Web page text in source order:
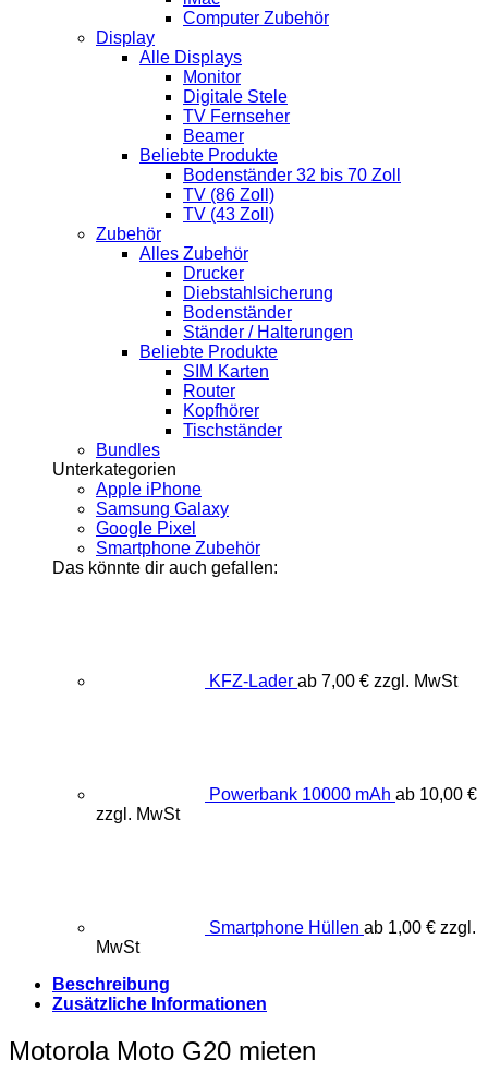
Computer Zubehör
Display
Alle Displays
Monitor
Digitale Stele
TV Fernseher
Beamer
Beliebte Produkte
Bodenständer 32 bis 70 Zoll
TV (86 Zoll)
TV (43 Zoll)
Zubehör
Alles Zubehör
Drucker
Diebstahlsicherung
Bodenständer
Ständer / Halterungen
Beliebte Produkte
SIM Karten
Router
Kopfhörer
Tischständer
Bundles
Unterkategorien
Apple iPhone
Samsung Galaxy
Google Pixel
Smartphone Zubehör
Das könnte dir auch gefallen:
KFZ-Lader ab 7,00 € zzgl. MwSt
Powerbank 10000 mAh ab 10,00 €
zzgl. MwSt
Smartphone Hüllen ab 1,00 € zzgl.
MwSt
Beschreibung
Zusätzliche Informationen
Motorola Moto G20 mieten